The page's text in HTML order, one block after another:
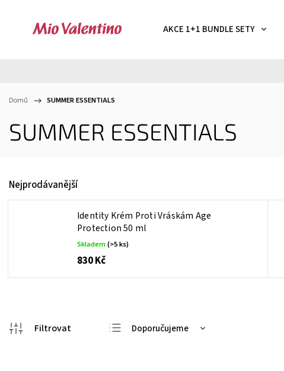
AKCE 1+1 BUNDLE SETY
Domů / SUMMER ESSENTIALS
SUMMER ESSENTIALS
Nejprodávanější
Identity Krém Proti Vráskám Age
Protection 50 ml
Skladem(>5 ks)
830 Kč
Doporučujeme